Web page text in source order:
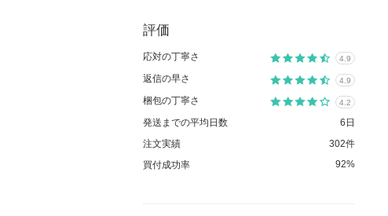
評価
応対の丁寧さ 4.9
返信の早さ 4.9
梱包の丁寧さ 4.2
発送までの平均日数
6日
注文実績
302件
買付成功率
92%